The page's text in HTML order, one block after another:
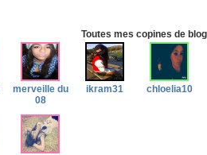
Toutes mes copines de
merveille du
08
ikram31 chloelia10